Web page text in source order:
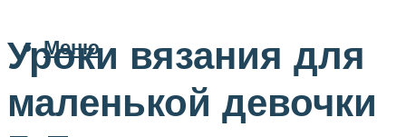
Меню
Уроки вязания для
маленькой девочки